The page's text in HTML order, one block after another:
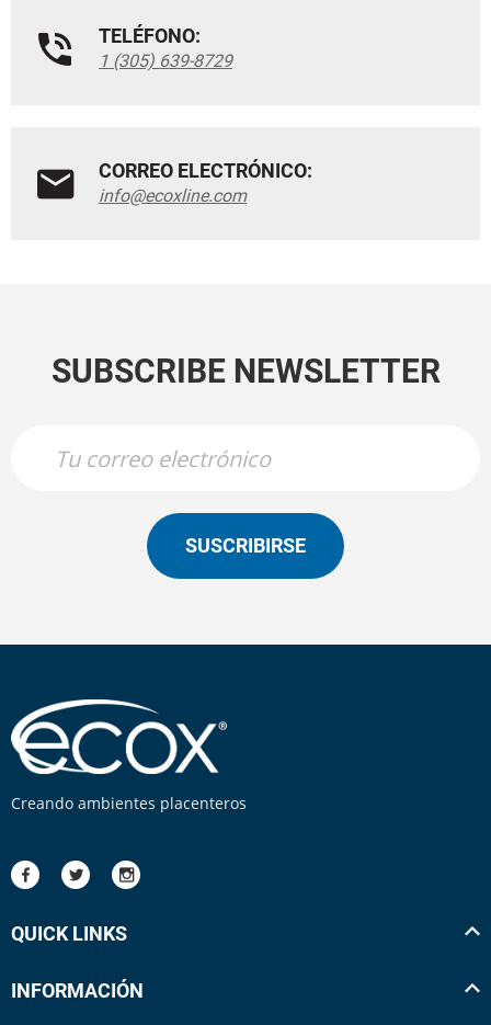
TELÉFONO:
1 (305) 639-8729
CORREO ELECTRÓNICO:
info@ecoxline.com
SUBSCRIBE NEWSLETTER
SUSCRIBIRSE
Creando ambientes placenteros
QUICK LINKS
INFORMACIÓN